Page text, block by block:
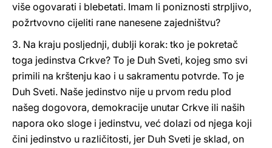
više ogovarati i blebetati. Imam li poniznosti strpljivo,
požrtvovno cijeliti rane nanesene zajedništvu?
3. Na kraju posljednji, dublji korak: tko je pokretač
toga jedinstva Crkve? To je Duh Sveti, kojeg smo svi
primili na krštenju kao i u sakramentu potvrde. To je
Duh Sveti. Naše jedinstvo nije u prvom redu plod
našeg dogovora, demokracije unutar Crkve ili naših
napora oko sloge i jedinstvu, već dolazi od njega koji
čini jedinstvo u različitosti, jer Duh Sveti je sklad, on